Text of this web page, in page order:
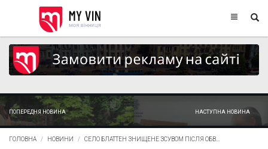
ПОПЕРЕДНЯ НОВИНА НАСТУПНА НОВИНА
ГОЛОВНА НОВИНИ СЕЛО БЛАТТЕН ЗНИЩЕНЕ ЗСУВОМ ПІСЛЯ ОБВ...